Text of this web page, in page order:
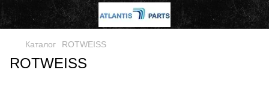
Каталог ROTWEISS
ROTWEISS